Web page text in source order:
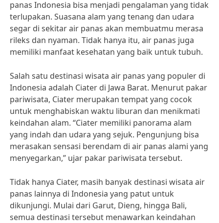
panas Indonesia bisa menjadi pengalaman yang tidak
terlupakan. Suasana alam yang tenang dan udara
segar di sekitar air panas akan membuatmu merasa
rileks dan nyaman. Tidak hanya itu, air panas juga
memiliki manfaat kesehatan yang baik untuk tubuh.
Salah satu destinasi wisata air panas yang populer di
Indonesia adalah Ciater di Jawa Barat. Menurut pakar
pariwisata, Ciater merupakan tempat yang cocok
untuk menghabiskan waktu liburan dan menikmati
keindahan alam. “Ciater memiliki panorama alam
yang indah dan udara yang sejuk. Pengunjung bisa
merasakan sensasi berendam di air panas alami yang
menyegarkan,” ujar pakar pariwisata tersebut.
Tidak hanya Ciater, masih banyak destinasi wisata air
panas lainnya di Indonesia yang patut untuk
dikunjungi. Mulai dari Garut, Dieng, hingga Bali,
semua destinasi tersebut menawarkan keindahan